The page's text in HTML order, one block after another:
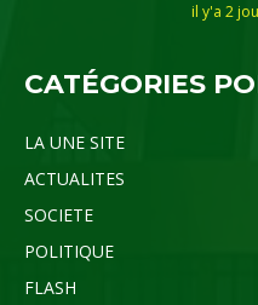
il y'a 2
CATÉGORIES
LA UNE SITE
ACTUALITES
SOCIETE
POLITIQUE
FLASH